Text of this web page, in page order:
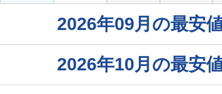
2026年09月の最安
2026年10月の最安